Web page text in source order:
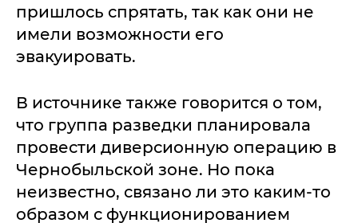
пришлось спрятать, так как они не
имели возможности его
эвакуировать.
В источнике также говорится о том,
что группа разведки планировала
провести диверсионную операцию в
Чернобыльской зоне. Но пока
неизвестно, связано ли это каким-то
образом с функционированием